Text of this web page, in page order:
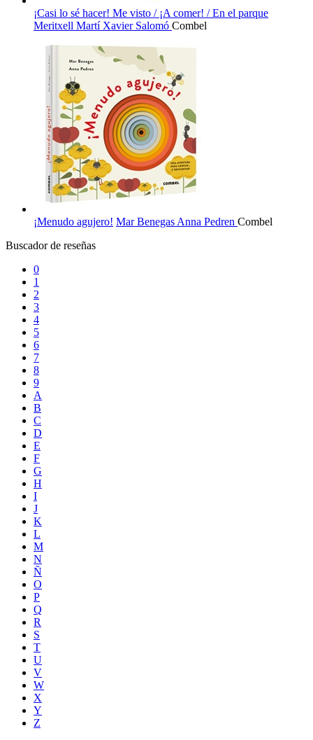
¡Casi lo sé hacer! Me visto / ¡A comer! / En el parque
Meritxell Martí Xavier Salomó Combel
¡Menudo agujero! Mar Benegas Anna Pedren Combel
Buscador de reseñas
0
1
2
3
4
5
6
7
8
9
A
B
C
D
E
F
G
H
I
J
K
L
M
N
Ñ
O
P
Q
R
S
T
U
V
W
X
Y
Z